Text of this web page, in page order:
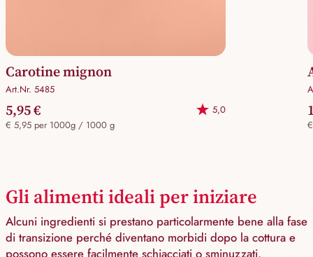
Carotine mignon
Art.Nr. 5485
5,95 €
5,0
€ 5,95 per 1000g / 1000 g
Gli alimenti ideali per iniziare
Alcuni ingredienti si prestano particolarmente bene alla fase
di transizione perché diventano morbidi dopo la cottura e
possono essere facilmente schiacciati o sminuzzati.